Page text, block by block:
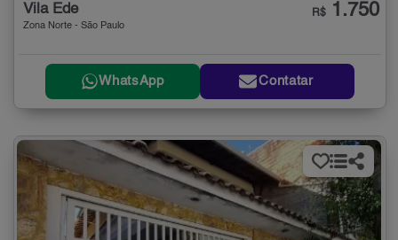
Vila Ede
Zona Norte - São Paulo
R$ 1.750
WhatsApp Contatar